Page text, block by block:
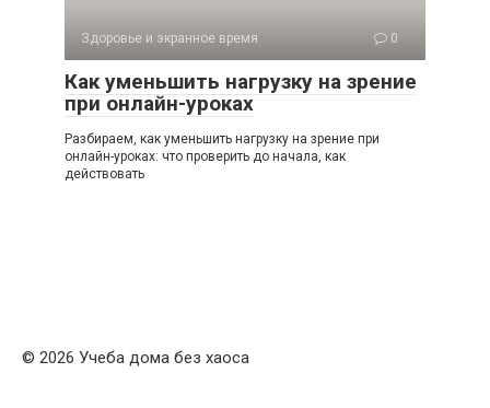
Здоровье и экранное время 0
Как уменьшить нагрузку на зрение
при онлайн-уроках
Разбираем, как уменьшить нагрузку на зрение при
онлайн-уроках: что проверить до начала, как
действовать
© 2026 Учеба дома без хаоса